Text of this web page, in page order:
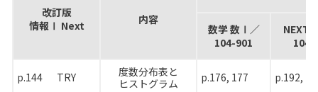
改訂版
情報Ⅰ Next
内容
数学 数Ⅰ ／
104-901
NEXT
104-
p.144 TRY
度数分布表と
ヒストグラム
p.176, 177 p.192,